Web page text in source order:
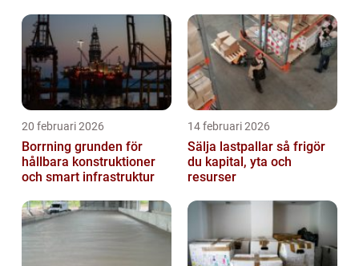
20 februari 2026
Borrning grunden för
hållbara konstruktioner
och smart infrastruktur
14 februari 2026
Sälja lastpallar så frigör
du kapital, yta och
resurser